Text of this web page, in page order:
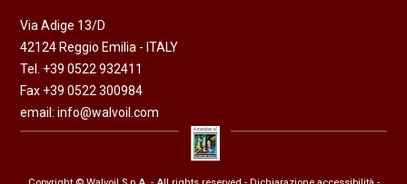
Via Adige 13/D
42124 Reggio Emilia - ITALY
Tel. +39 0522 932411
Fax +39 0522 300984
email:info@walvoil.com